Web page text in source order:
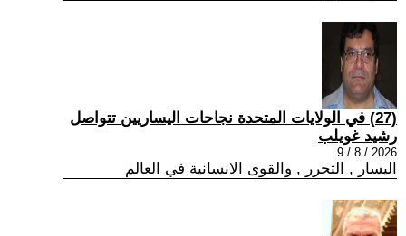
(27) في الولايات المتحدة نجاحات اليساريين تتواصل
رشيد غويلب
2026 / 8 / 9
اليسار , التحرر , والقوى الانسانية في العالم